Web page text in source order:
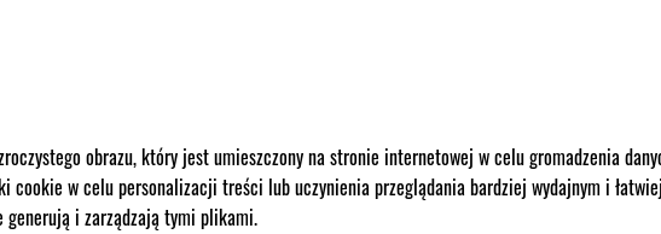
obrazu, który jest umieszczony na stronie internetowej w celu gromadzenia
cookie w celu personalizacji treści lub uczynienia przeglądania bardziej wydajnym i
generują i zarządzają tymi plikami.